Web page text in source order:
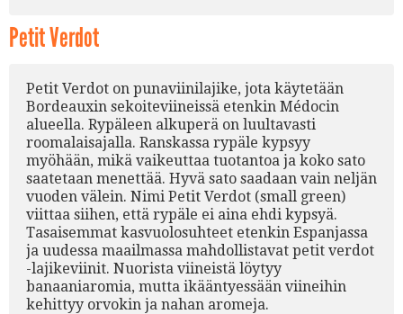
Petit Verdot
Petit Verdot on punaviinilajike, jota käytetään
Bordeauxin sekoiteviineissä etenkin Médocin
alueella. Rypäleen alkuperä on luultavasti
roomalaisajalla. Ranskassa rypäle kypsyy
myöhään, mikä vaikeuttaa tuotantoa ja koko sato
saatetaan menettää. Hyvä sato saadaan vain neljän
vuoden välein. Nimi Petit Verdot (small green)
viittaa siihen, että rypäle ei aina ehdi kypsyä.
Tasaisemmat kasvuolosuhteet etenkin Espanjassa
ja uudessa maailmassa mahdollistavat petit verdot
-lajikeviinit. Nuorista viineistä löytyy
banaaniaromia, mutta ikääntyessään viineihin
kehittyy orvokin ja nahan aromeja.